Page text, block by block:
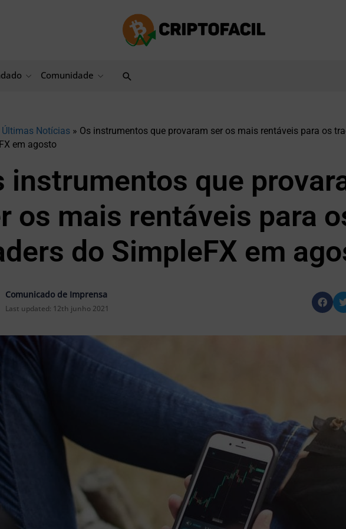
Comunidade Pesquisar
Últimas Notícias » Os instrumentos que provaram ser os mais rentáveis ​​para os
em agosto
instrumentos que
os mais rentáveis ​​para
do SimpleFX em
Comunicado de Imprensa
Last updated: 12th junho 2021